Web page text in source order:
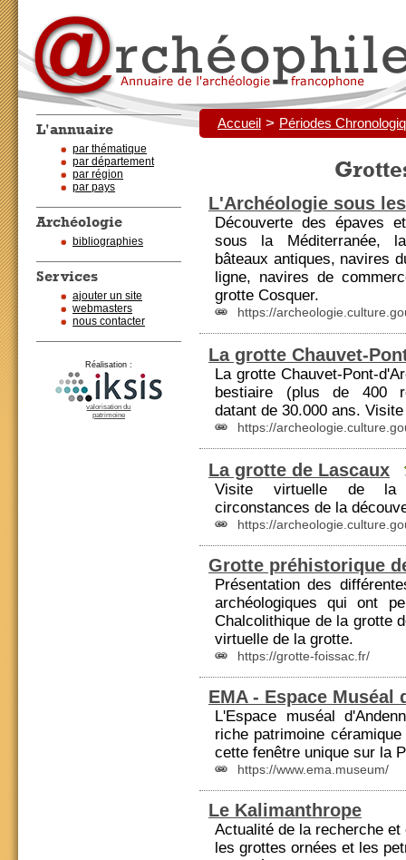
L'annuaire
par thématique
par département
par région
par pays
Archéologie
bibliographies
Services
ajouter un site
webmasters
nous contacter
Réalisation :
valorisation du
patrimoine
Accueil > Périodes
L'Archéologie sous
Découverte des épaves
sous la Méditerranée,
bâteaux antiques, navires
ligne, navires de
grotte Cosquer.
https://
La grotte Chauvet-
La grotte Chauvet-Pont-
bestiaire (plus de 400
datant de 30.000 ans.
https://
La grotte de Lascaux
Visite virtuelle de la
circonstances de la
https://
Grotte préhistorique
Présentation des
archéologiques qui ont
Chalcolithique de la grotte
virtuelle de la grotte.
https://grotte-foissac.fr/
EMA - Espace Muséal
L'Espace muséal
riche patrimoine
cette fenêtre unique sur la
https://www.ema.museum/
Le Kalimanthrope
Actualité de la recherche et
les grottes ornées et les